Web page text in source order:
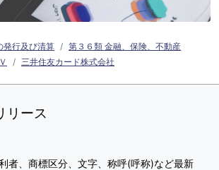
発行及び清算
第３６類 金融、保険、不動産
Ｖ 三井住友カード株式会社
リース
者、商標区分、文字、称呼(呼称)など最新